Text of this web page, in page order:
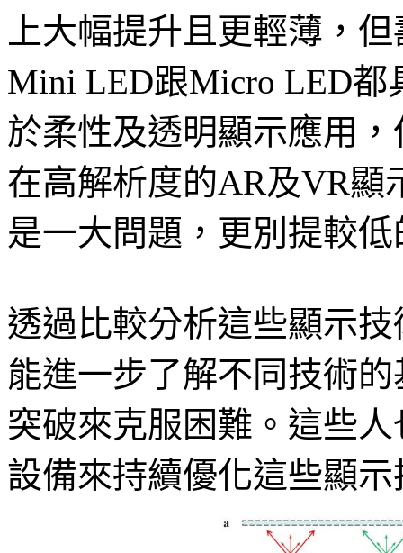
上大幅提升且更輕薄，
Mini LED跟Micro LED都
於柔性及透明顯示應用
在高解析度的AR及VR顯
是一大問題，更別提較
透過比較分析這些顯示
能進一步了解不同技術
突破來克服困難。這些
設備來持續優化這些顯示